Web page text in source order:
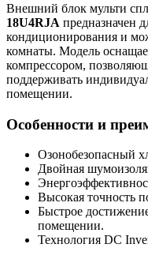
Внешний блок мульти
18U4RJA предназначен
кондиционирования и
комнаты. Модель
компрессором,
поддерживать
помещении.
Особенности и
Озонобезопасный
Двойная
Высокая точность
Быстрое
помещении.
Технология DC